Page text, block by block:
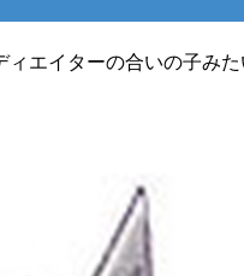
エイターの合いの子みた